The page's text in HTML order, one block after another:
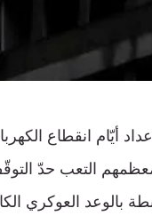
أيّام انقطاع
التعب حدّ
بالوعد العوكري